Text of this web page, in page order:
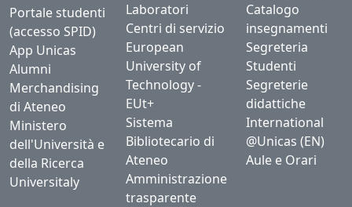
Portale studenti
(accesso SPID)
App Unicas
Alumni
Merchandising
di Ateneo
Ministero
dell'Università e
della Ricerca
Universitaly
Laboratori
Centri di servizio
European
University of
Technology -
EUt+
Sistema
Bibliotecario di
Ateneo
Amministrazione
trasparente
Catalogo
insegnamenti
Segreteria
Studenti
Segreterie
didattiche
International
@Unicas (EN)
Aule e Orari